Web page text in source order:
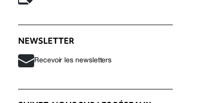
NEWSLETTER
Recevoir les newsletters